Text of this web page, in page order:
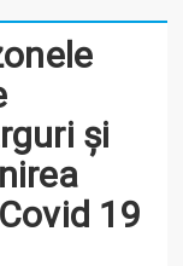
și
19